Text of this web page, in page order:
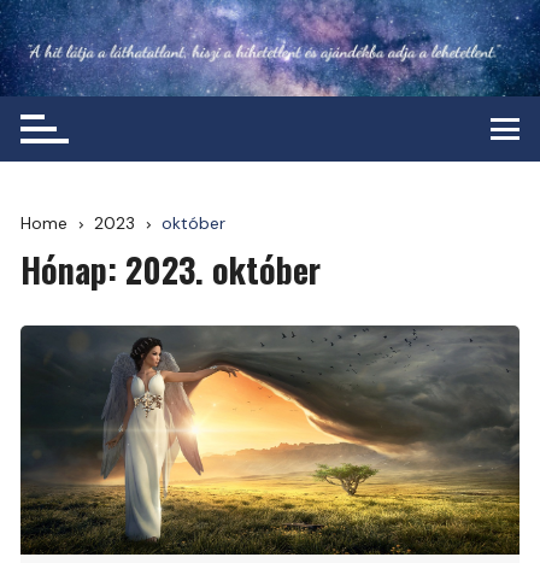
Skip
to
content
Home 2023 október
Hónap: 2023. október